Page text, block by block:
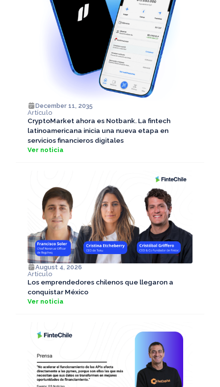
December 11, 2035
Artículo
CryptoMarket ahora es Notbank. La fintech
latinoamericana inicia una nueva etapa en
servicios financieros digitales
Ver noticia
August 4, 2026
Artículo
Los emprendedores chilenos que llegaron a
conquistar México
Ver noticia